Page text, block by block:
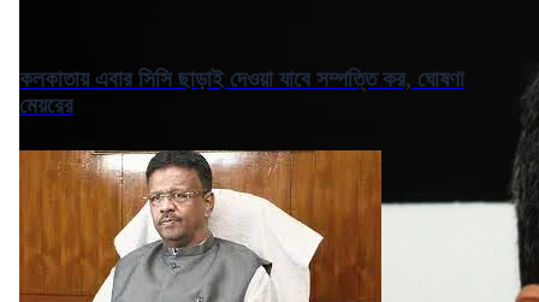
কলকাতায় এবার সিসি ছাড়াই দেওয়া যাবে সম্পত্তি কর, ঘোষণা
মেয়রের